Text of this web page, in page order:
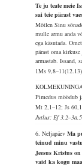
Te ju teate meie
sai teie pärast
Mõtlen Sinu
mulle armu anda
ega käsutada.
pärast oma
armastab. Issand,
1Ms
Pimedus möödub
Mt 2,1–12; Js
Jutlus: Ef
6. NeljapäevMa
teinud minu
Jeesus Kristus
vaid ka kogu